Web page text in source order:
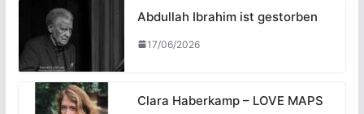
Abdullah Ibrahim ist gestorben
17/06/2026
Clara Haberkamp – LOVE MAPS